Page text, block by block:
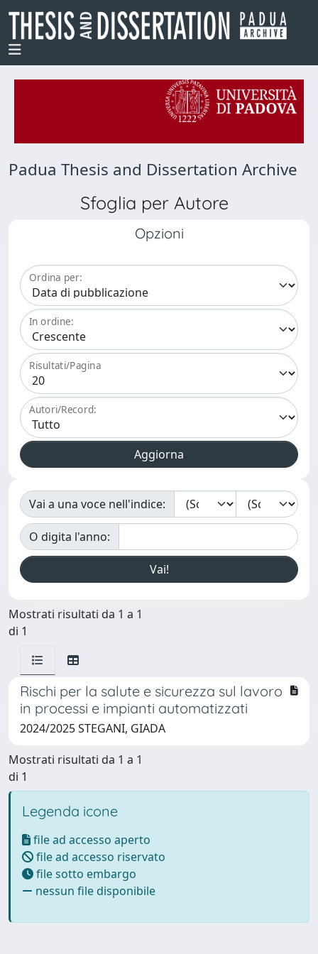
Padua Thesis and Dissertation Archive
Sfoglia per Autore
Opzioni
Ordina per:
In ordine:
Risultati/Pagina
Autori/Record:
Vai a una voce nell'indice:
O digita l'anno:
Mostrati risultati da 1 a 1
di 1
Rischi per la salute e sicurezza sul lavoro
in processi e impianti automatizzati
2024/2025 STEGANI, GIADA
Mostrati risultati da 1 a 1
di 1
Legenda icone
file ad accesso aperto
file ad accesso riservato
file sotto embargo
nessun file disponibile